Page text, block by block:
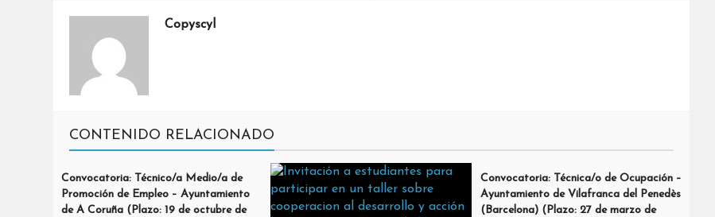
Copyscyl
CONTENIDO RELACIONADO
Convocatoria: Técnico/a Medio/a de
Promoción de Empleo – Ayuntamiento
de A Coruña (Plazo: 19 de octubre de
Convocatoria: Técnica/o de Ocupación –
Ayuntamiento de Vilafranca del Penedès
(Barcelona) (Plazo: 27 de marzo de